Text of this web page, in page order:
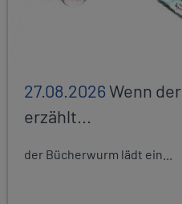
27.08.2026Wenn
erzählt...
der Bücherwurm lädt ein...